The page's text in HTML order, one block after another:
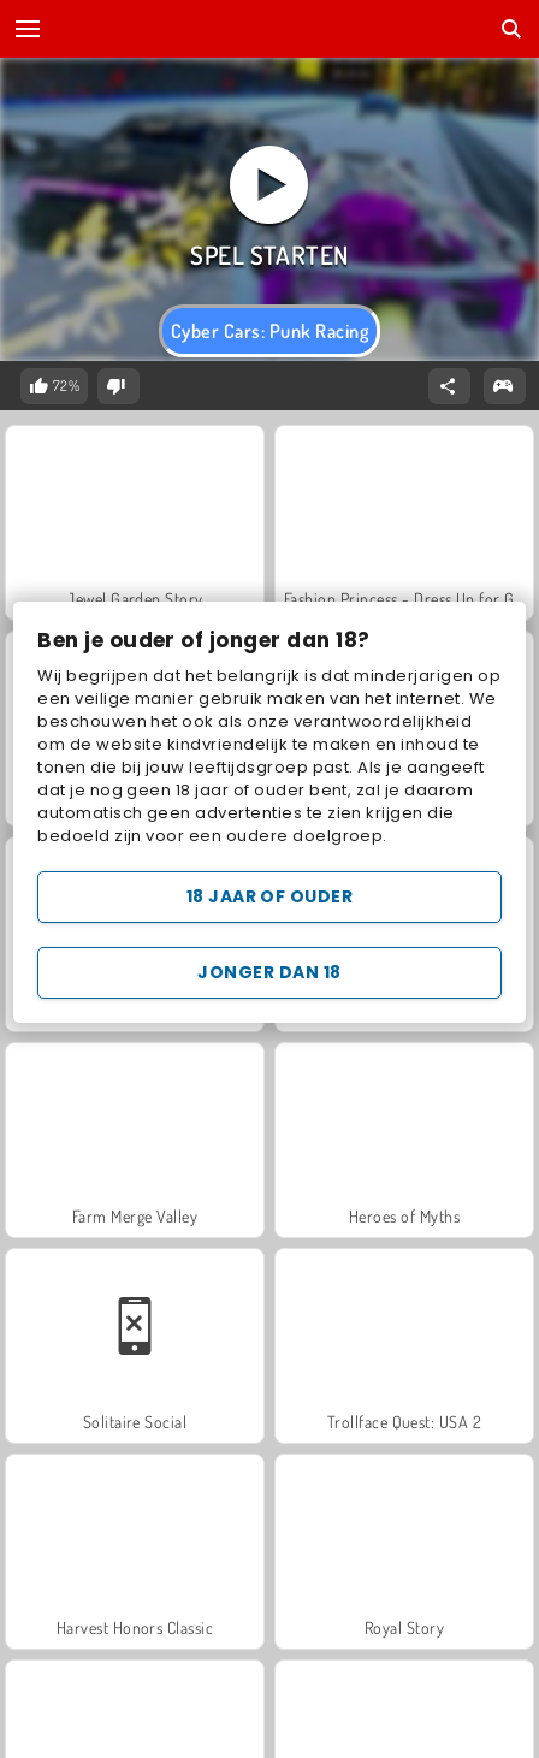
Ben je ouder of jonger dan 18?
Wij begrijpen dat het belangrijk is dat minderjarigen op
een veilige manier gebruik maken van het internet. We
beschouwen het ook als onze verantwoordelijkheid
om de website kindvriendelijk te maken en inhoud te
tonen die bij jouw leeftijdsgroep past. Als je aangeeft
dat je nog geen 18 jaar of ouder bent, zal je daarom
automatisch geen advertenties te zien krijgen die
bedoeld zijn voor een oudere doelgroep.
JONGER DAN 18
18 JAAR OF OUDER
Cyber Cars: Punk Racing
72%
Jewel Garden Story Fashion Princess - Dress Up for Girls
Masha and the Bear: Meadows Scala 40
Farm Merge Valley Heroes of Myths
Solitaire Social Trollface Quest: USA 2
Harvest Honors Classic Royal Story